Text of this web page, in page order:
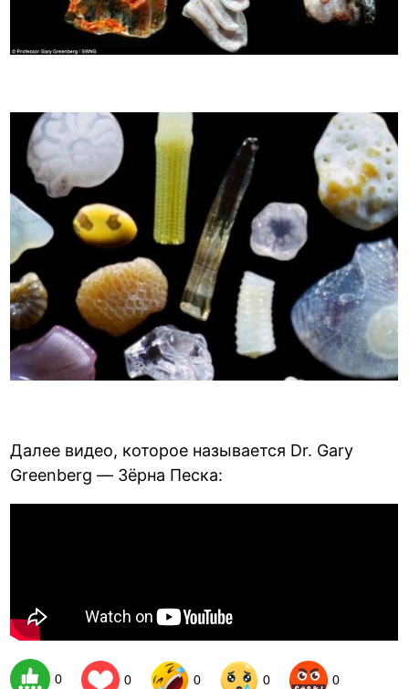
Далее видео, которое называется Dr. Gary
Greenberg — Зёрна Песка:
0 0 0 0 0